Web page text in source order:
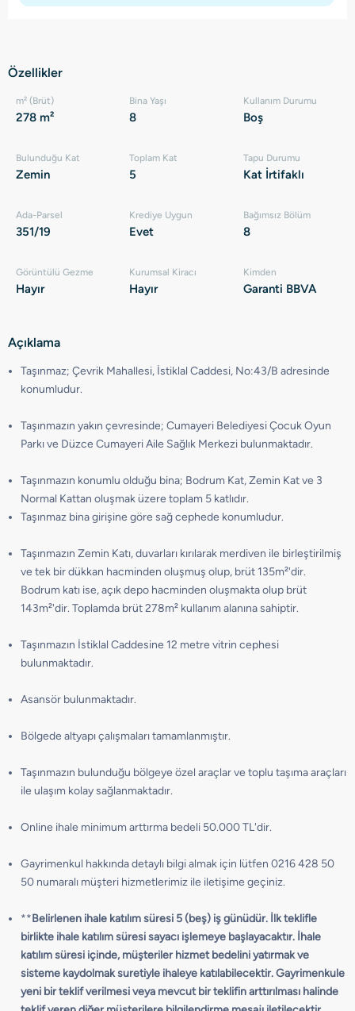
Özellikler
m² (Brüt)
278 m²
Bina Yaşı
8
Kullanım Durumu
Boş
Bulunduğu Kat
Zemin
Toplam Kat
5
Tapu Durumu
Kat İrtifaklı
Ada-Parsel
351/19
Krediye Uygun
Evet
Bağımsız Bölüm
8
Görüntülü Gezme
Hayır
Kurumsal Kiracı
Hayır
Kimden
Garanti BBVA
Açıklama
Taşınmaz; Çevrik Mahallesi, İstiklal Caddesi, No:43/B adresinde
konumludur.
Taşınmazın yakın çevresinde; Cumayeri Belediyesi Çocuk Oyun
Parkı ve Düzce Cumayeri Aile Sağlık Merkezi bulunmaktadır.
Taşınmazın konumlu olduğu bina; Bodrum Kat, Zemin Kat ve 3
Normal Kattan oluşmak üzere toplam 5 katlıdır.
Taşınmaz bina girişine göre sağ cephede konumludur.
Taşınmazın Zemin Katı, duvarları kırılarak merdiven ile birleştirilmiş
ve tek bir dükkan hacminden oluşmuş olup, brüt 135m²'dir.
Bodrum katı ise, açık depo hacminden oluşmakta olup brüt
143m²'dir. Toplamda brüt 278m² kullanım alanına sahiptir.
Taşınmazın İstiklal Caddesine 12 metre vitrin cephesi
bulunmaktadır.
Asansör bulunmaktadır.
Bölgede altyapı çalışmaları tamamlanmıştır.
Taşınmazın bulunduğu bölgeye özel araçlar ve toplu taşıma araçları
ile ulaşım kolay sağlanmaktadır.
Online ihale minimum arttırma bedeli 50.000 TL'dir.
Gayrimenkul hakkında detaylı bilgi almak için lütfen 0216 428 50
50 numaralı müşteri hizmetlerimiz ile iletişime geçiniz.
**Belirlenen ihale katılım süresi 5 (beş) iş günüdür. İlk teklifle
birlikte ihale katılım süresi sayacı işlemeye başlayacaktır. İhale
katılım süresi içinde, müşteriler hizmet bedelini yatırmak ve
sisteme kaydolmak suretiyle ihaleye katılabilecektir. Gayrimenkule
yeni bir teklif verilmesi veya mevcut bir teklifin arttırılması halinde